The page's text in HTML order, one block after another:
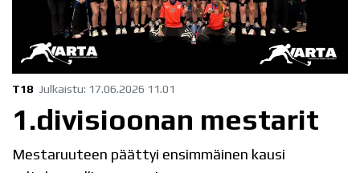
T18 Julkaistu: 17.06.2026 11.01
1.divisioonan mestarit
Mestaruuteen päättyi ensimmäinen kausi